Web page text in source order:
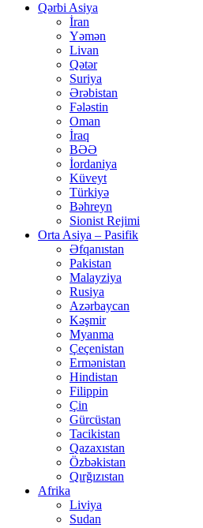
Qərbi Asiya
İran
Yəmən
Livan
Qətər
Suriya
Ərəbistan
Fələstin
Oman
İraq
BƏƏ
İordaniya
Küveyt
Türkiyə
Bəhreyn
Sionist Rejimi
Orta Asiya – Pasifik
Əfqanıstan
Pakistan
Malayziya
Rusiya
Azərbaycan
Kəşmir
Myanma
Çeçenistan
Ermənistan
Hindistan
Filippin
Çin
Gürcüstan
Tacikistan
Qazaxıstan
Özbəkistan
Qırğızıstan
Afrika
Liviya
Sudan